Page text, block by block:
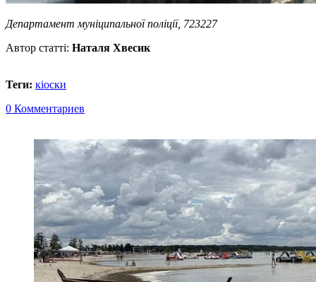
Департамент муніципальної поліції, 723227
Автор статті: Наталя Хвесик
Теги: кіоски
0 Комментариев